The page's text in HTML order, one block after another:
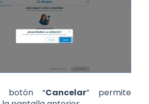
botón “Cancelar” permite